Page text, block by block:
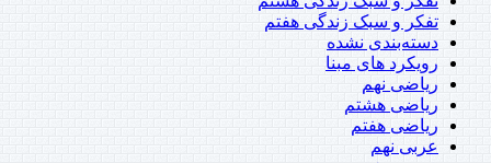
تفکر و سبک زندگی هفتم
دسته‌بندی نشده
رویکرد های مبنا
ریاضی نهم
ریاضی هشتم
ریاضی هفتم
عربی نهم